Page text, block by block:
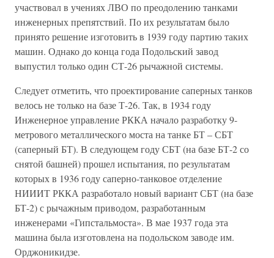
участвовал в учениях ЛВО по преодолению танками
инженерных препятствий. По их результатам было
принято решение изготовить в 1939 году партию таких
машин. Однако до конца года Подольский завод
выпустил только один СТ-26 рычажной системы.
Следует отметить, что проектирование саперных танков
велось не только на базе Т-26. Так, в 1934 году
Инженерное управление РККА начало разработку 9-
метрового металлического моста на танке БТ – СБТ
(саперный БТ). В следующем году СБТ (на базе БТ-2 со
снятой башней) прошел испытания, по результатам
которых в 1936 году саперно-танковое отделение
НИИИТ РККА разработало новый вариант СБТ (на базе
БТ-2) с рычажным приводом, разработанным
инженерами «Гипстальмоста». В мае 1937 года эта
машина была изготовлена на подольском заводе им.
Орджоникидзе.